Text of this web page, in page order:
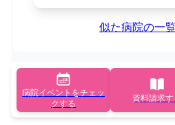
似た病院の一
病院イベントをチェッ
クする
資料請求